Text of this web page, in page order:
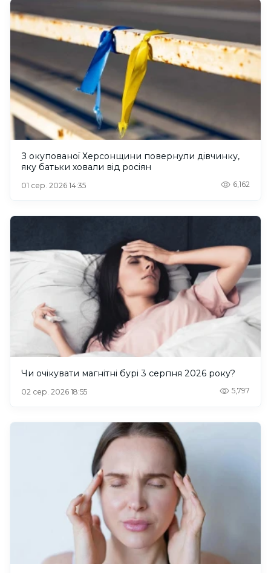
З окупованої Херсонщини повернули дівчинку,
яку батьки ховали від росіян
01 сер. 2026 14:35 6,162
Чи очікувати магнітні бурі 3 серпня 2026 року?
02 сер. 2026 18:55 5,797